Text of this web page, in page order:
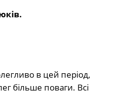
в цей період,
більше поваги. Всі